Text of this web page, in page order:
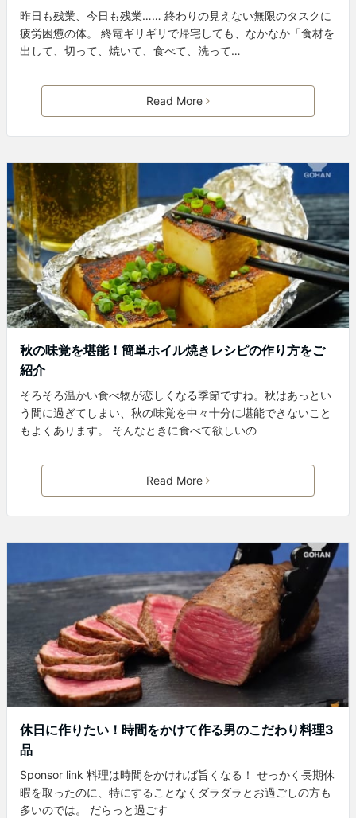
昨日も残業、今日も残業…… 終わりの見えない無限のタスクに
疲労困憊の体。 終電ギリギリで帰宅しても、なかなか「食材を
出して、切って、焼いて、食べて、洗って…
Read More
秋の味覚を堪能！簡単ホイル焼きレシピの作り方をご
紹介
そろそろ温かい食べ物が恋しくなる季節ですね。秋はあっとい
う間に過ぎてしまい、秋の味覚を中々十分に堪能できないこと
もよくあります。 そんなときに食べて欲しいの
Read More
休日に作りたい！時間をかけて作る男のこだわり料理3
品
Sponsor link 料理は時間をかければ旨くなる！ せっかく長期休
暇を取ったのに、特にすることなくダラダラとお過ごしの方も
多いのでは。 だらっと過ごす